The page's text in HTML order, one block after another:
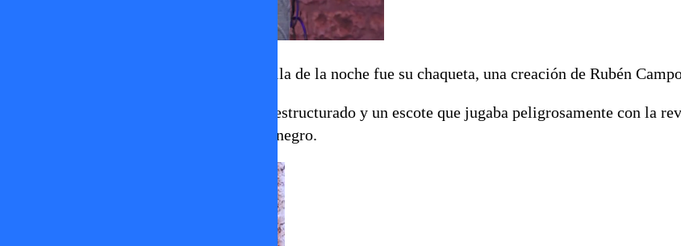
Pero esto no fue todo. La verdadera estrella de la noche fue su chaqueta, una creación de Rubén
Un diseño a cuadros grises, con un corte estructurado y un escote que jugaba peligrosamente con la
que debajo asomaba un elegante corpiño negro.